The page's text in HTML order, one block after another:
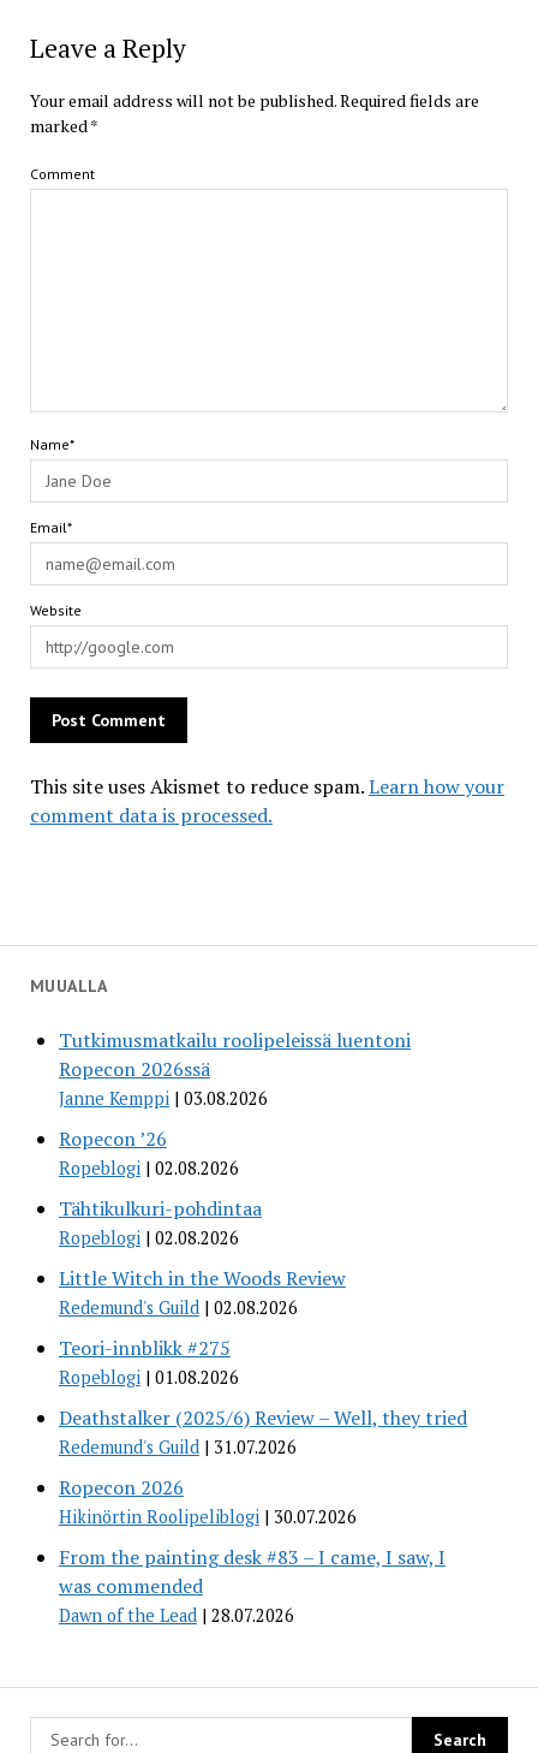
MUUALLA
Tutkimusmatkailu roolipeleissä luentoni
Ropecon 2026ssä
Janne Kemppi 03.08.2026
Ropecon ’26
Ropeblogi 02.08.2026
Tähtikulkuri-pohdintaa
Ropeblogi 02.08.2026
Little Witch in the Woods Review
Redemund's Guild 02.08.2026
Teori-innblikk #275
Ropeblogi 01.08.2026
Deathstalker (2025/6) Review – Well, they tried
Redemund's Guild 31.07.2026
Ropecon 2026
Hikinörtin Roolipeliblogi 30.07.2026
From the painting desk #83 – I came, I saw, I
was commended
Dawn of the Lead 28.07.2026
Leave a Reply
Your email address will not be published.Required fields are
marked*
Comment
Name*
Email*
Website
This site uses Akismet to reduce spam.Learn how your
comment data is processed.